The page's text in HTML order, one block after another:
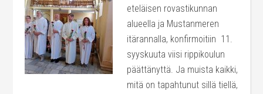
eteläisen rovastikunnan
alueella ja Mustanmeren
itärannalla, konfirmoitiin 11.
syyskuuta viisi rippikoulun
päättänyttä. Ja muista kaikki,
mitä on tapahtunut sillä tiellä,